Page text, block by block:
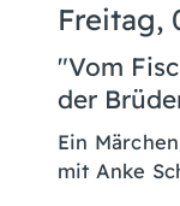
Freitag,
"Vom
der
Ein
mit Anke